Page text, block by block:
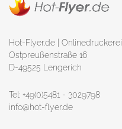
Hot-Flyer.de | Onlinedruckerei
Ostpreußenstraße 16
D-49525 Lengerich
Tel: +49(0)5481 - 3029798
info@hot-flyer.de